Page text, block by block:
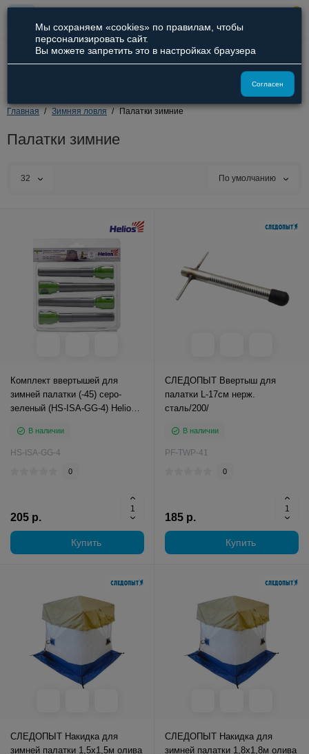
8 (800) 551-09-94
8 (929) 836-66-51
Главная Зимняя ловля Палатки зимние
Палатки зимние
32 По умолчанию
Комплект ввертышей для
зимней палатки (-45) серо-
зеленый (HS-ISA-GG-4) Helios
В наличии
HS-ISA-GG-4
0
205 р.
Купить
СЛЕДОПЫТ Ввертыш для
палатки L-17см нерж.
сталь/200/
В наличии
PF-TWP-41
0
185 р.
Купить
СЛЕДОПЫТ Накидка для
зимней палатки 1,5х1,5м олива
СЛЕДОПЫТ Накидка для
зимней палатки 1,8х1,8м олива
Мы сохраняем «cookies» по правилам, чтобы
персонализировать сайт.
Вы можете запретить это в настройках браузера
Согласен